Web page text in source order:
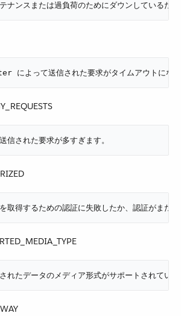
ナンスまたは過負荷のためにダウンしているた
よって送信された要求がタイムアウトにな
信された要求が多すぎます。
取得するための認証に失敗したか、認証がまだ
れたデータのメディア形式がサポートされてい